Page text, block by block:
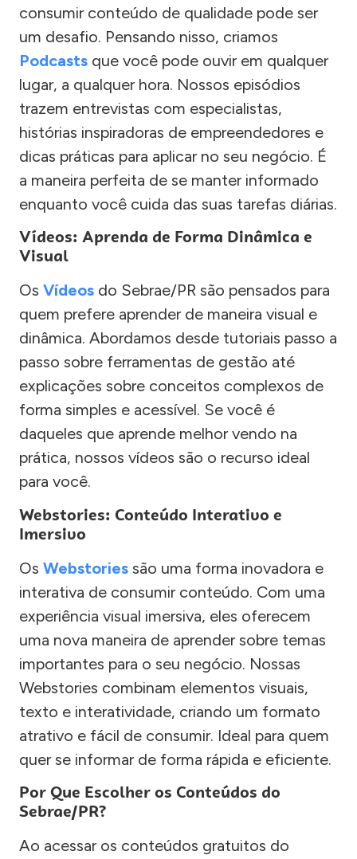
consumir conteúdo de qualidade pode ser
um desafio. Pensando nisso, criamos
Podcasts que você pode ouvir em qualquer
lugar, a qualquer hora. Nossos episódios
trazem entrevistas com especialistas,
histórias inspiradoras de empreendedores e
dicas práticas para aplicar no seu negócio. É
a maneira perfeita de se manter informado
enquanto você cuida das suas tarefas diárias.
Vídeos: Aprenda de Forma Dinâmica e
Visual
Os Vídeos do Sebrae/PR são pensados para
quem prefere aprender de maneira visual e
dinâmica. Abordamos desde tutoriais passo a
passo sobre ferramentas de gestão até
explicações sobre conceitos complexos de
forma simples e acessível. Se você é
daqueles que aprende melhor vendo na
prática, nossos vídeos são o recurso ideal
para você.
Webstories: Conteúdo Interativo e
Imersivo
Os Webstories são uma forma inovadora e
interativa de consumir conteúdo. Com uma
experiência visual imersiva, eles oferecem
uma nova maneira de aprender sobre temas
importantes para o seu negócio. Nossas
Webstories combinam elementos visuais,
texto e interatividade, criando um formato
atrativo e fácil de consumir. Ideal para quem
quer se informar de forma rápida e eficiente.
Por Que Escolher os Conteúdos do
Sebrae/PR?
Ao acessar os conteúdos gratuitos do